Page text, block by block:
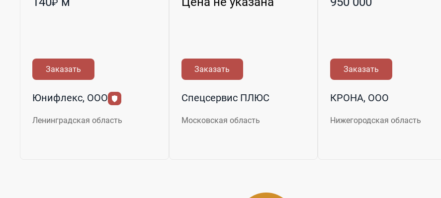
₽
Заказать
Юнифлекс, ООО
Ленинградская область
Заказать
Спецсервис ПЛЮС
Московская область
Заказать
КРОНА, ООО
Нижегородская область